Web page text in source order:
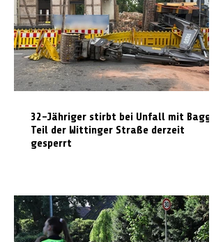
32-Jähriger stirbt bei Unfall mit Bagger:
Teil der Wittinger Straße derzeit
gesperrt